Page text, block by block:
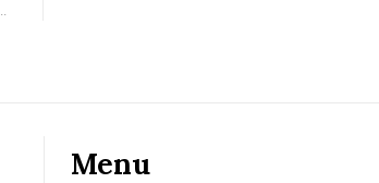
Menu